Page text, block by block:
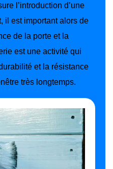
l’introduction d’une
il est important alors de
de la porte et la
est une activité qui
et la résistance
très longtemps.